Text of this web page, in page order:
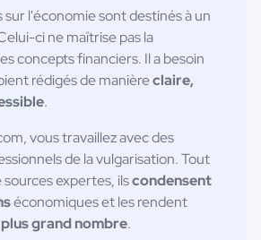
l'économie sont destinés à un
ci ne maîtrise pas la
concepts financiers. Il a besoin
rédigés de manièreclaire,
.
vous travaillez avec des
de la vulgarisation. Tout
expertes, ilscondensent
économiques et les rendent
grand nombre.